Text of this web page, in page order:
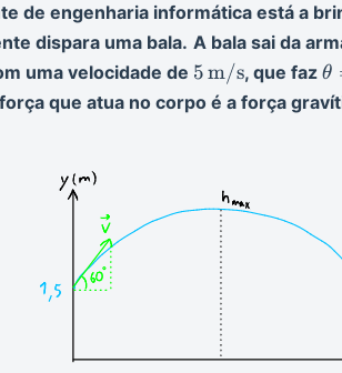
de engenharia informática está a
dispara uma bala. A bala sai da
uma velocidade de 5
\op{m/s}
5m/s, que fazθ
que atua no corpo é a força